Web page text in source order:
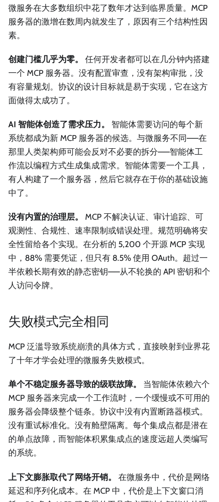
微服务在大多数组织中花了数年才达到临界质量。MCP
服务器的激增在数周内就发生了，原因有三个结构性因
素。
创建门槛几乎为零。
任何开发者都可以在几分钟内搭建
一个 MCP 服务器。没有配置审查，没有架构审批，没
有容量规划。协议的设计目标就是易于实现，它在这方
面做得太成功了。
AI 智能体创造了需求压力。
智能体需要访问的每个新
系统都成为新 MCP 服务器的候选。与微服务不同——在
那里人类架构师可能会反对不必要的拆分——智能体工
作流以编程方式生成集成需求。智能体需要一个工具，
有人构建了一个服务器，然后它就存在于你的基础设施
中了。
没有内置的治理层。
MCP 不解决认证、审计追踪、可
观测性、合规性、速率限制或错误处理。规范明确将安
全性留给各个实现。在分析的 5,200 个开源 MCP 实现
中，88% 需要凭证，但只有 8.5% 使用 OAuth。超过一
半依赖长期有效的静态密钥——从不轮换的 API 密钥和个
人访问令牌。
失败模式完全相同
MCP 泛滥导致系统崩溃的具体方式，直接映射到业界花
了十年才学会处理的微服务失败模式。
单个不稳定服务器导致的级联故障。
当智能体依赖六个
MCP 服务器来完成一个工作流时，一个缓慢或不可用的
服务器会降级整个链条。协议中没有内置断路器模式。
没有重试标准化。没有舱壁隔离。每个集成点都是潜在
的单点故障，而智能体积累集成点的速度远超人类编写
的系统。
上下文膨胀取代了网络开销。
在微服务中，代价是网络
延迟和序列化成本。在 MCP 中，代价是上下文窗口消